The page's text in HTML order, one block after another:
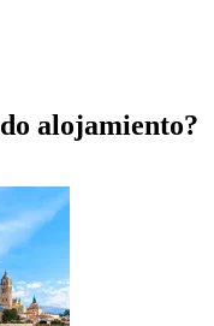
alojamiento?